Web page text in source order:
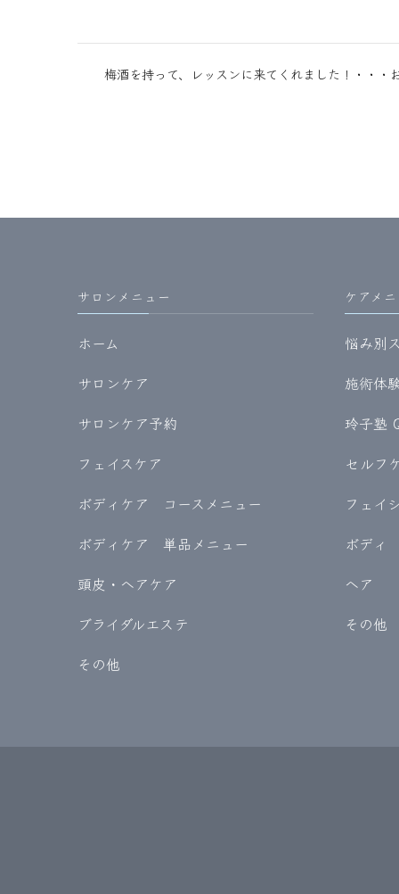
梅酒を持って、レッスンに来てくれました！・・・
サロンメニュー
ホーム
サロンケア
サロンケア予約
フェイスケア
ボディケア コースメニュー
ボディケア 単品メニュー
頭皮・ヘアケア
ブライダルエステ
その他
ケアメ
悩み別
施術体
玲子塾
セルフ
フェイ
ボディ
ヘア
その他